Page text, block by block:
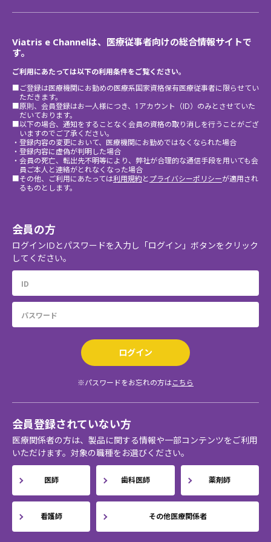
Viatris e Channelは、医療従事者向けの総合情報サイトで
す。
ご利用にあたっては以下の利用条件をご覧ください。
■ご登録は医療機関にお勤めの医療系国家資格保有医療従事者に限らせてい
ただきます。
■原則、会員登録はお一人様につき、1アカウント（ID）のみとさせていた
だいております。
■以下の場合、通知をすることなく会員の資格の取り消しを行うことがござ
いますのでご了承ください。
・登録内容の変更において、医療機関にお勤めではなくなられた場合
・登録内容に虚偽が判明した場合
・会員の死亡、転出先不明等により、弊社が合理的な通信手段を用いても会
員ご本人と連絡がとれなくなった場合
■その他、ご利用にあたっては利用規約とプライバシーポリシーが適用され
るものとします。
会員の方
ログインIDとパスワードを入力し「ログイン」ボタンをクリック
してください。
ログイン
※パスワードをお忘れの方はこちら
会員登録されていない方
医療関係者の方は、製品に関する情報や一部コンテンツをご利用
いただけます。対象の職種をお選びください。
医師 歯科医師 薬剤師
看護師 その他医療関係者